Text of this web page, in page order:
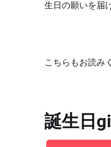
生日の願いを届
こちらもお読み
誕生日